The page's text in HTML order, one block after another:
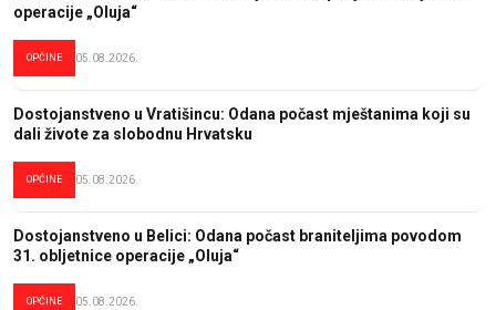
operacije „Oluja“
OPĆINE 05.08.2026.
Dostojanstveno u Vratišincu: Odana počast mještanima koji su
dali živote za slobodnu Hrvatsku
OPĆINE 05.08.2026.
Dostojanstveno u Belici: Odana počast braniteljima povodom
31. obljetnice operacije „Oluja“
OPĆINE 05.08.2026.